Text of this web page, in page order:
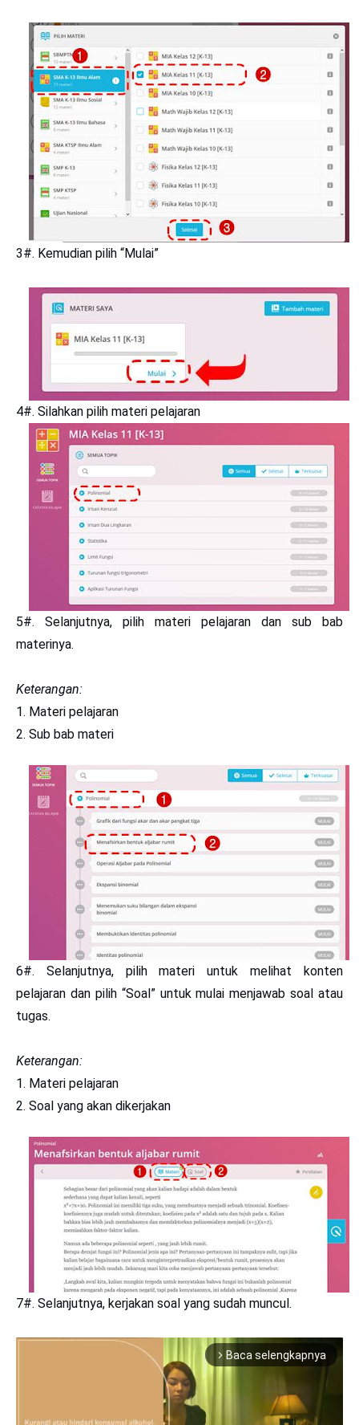
3#. Kemudian pilih “Mulai”
4#. Silahkan pilih materi pelajaran
5#. Selanjutnya, pilih materi pelajaran dan sub bab
materinya.
Keterangan:
Materi pelajaran
Sub bab materi
6#. Selanjutnya, pilih materi untuk melihat konten
pelajaran dan pilih “Soal” untuk mulai menjawab soal atau
tugas.
Keterangan:
Materi pelajaran
Soal yang akan dikerjakan
7#. Selanjutnya, kerjakan soal yang sudah muncul.
arrow_forward_ios Baca selengkapnya